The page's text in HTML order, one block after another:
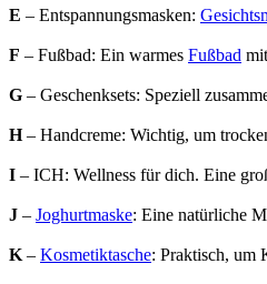
E – Entspannungsmasken:
F – Fußbad: Ein warmes Fußbad
G – Geschenksets: Speziell
H– Handcreme: Wichtig, um
I – ICH: Wellness für dich. Eine
J – Joghurtmaske: Eine natürliche
K– Kosmetiktasche: Praktisch, um